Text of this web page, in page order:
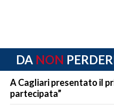
DA NON
A Cagliari presentato il
partecipata”